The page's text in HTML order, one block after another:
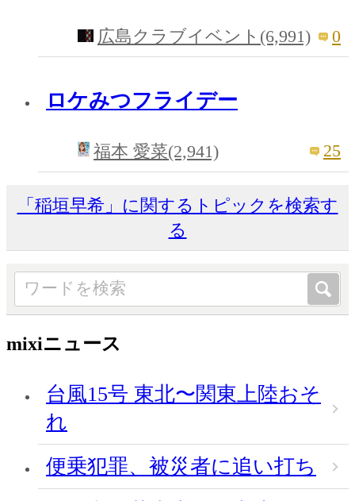
広島クラブイベント(6,991) 0
ロケみつフライデー
福本 愛菜(2,941) 25
「稲垣早希」に関するトピックを検索す
る
mixiニュース
台風15号 東北〜関東上陸おそ
れ
便乗犯罪、被災者に追い打ち